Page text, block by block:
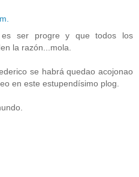
ser progre y que todos los
la razón...mola.
se habrá quedao acojonao
en este estupendísimo plog.